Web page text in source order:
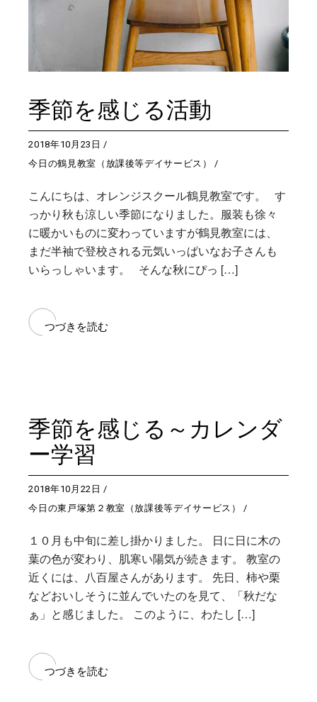
季節を感じる活動
2018年10月23日
今日の鶴見教室（放課後等デイサービス）
こんにちは、オレンジスクール鶴見教室です。 す
っかり秋も涼しい季節になりました。服装も徐々
に暖かいものに変わっていますが鶴見教室には、
まだ半袖で登校される元気いっぱいなお子さんも
いらっしゃいます。 そんな秋にぴっ […]
つづきを読む
季節を感じる～カレンダ
ー学習
2018年10月22日
今日の東戸塚第２教室（放課後等デイサービス）
１０月も中旬に差し掛かりました。 日に日に木の
葉の色が変わり、肌寒い陽気が続きます。 教室の
近くには、八百屋さんがあります。 先日、柿や栗
などおいしそうに並んでいたのを見て、「秋だな
ぁ」と感じました。 このように、わたし […]
つづきを読む